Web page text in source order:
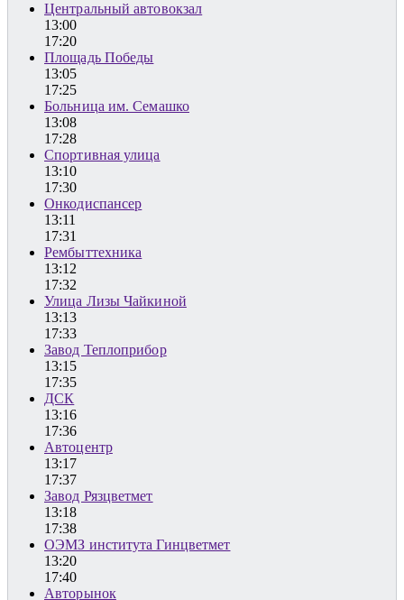
Центральный автовокзал
13:00
17:20
Площадь Победы
13:05
17:25
Больница им. Семашко
13:08
17:28
Спортивная улица
13:10
17:30
Онкодиспансер
13:11
17:31
Рембыттехника
13:12
17:32
Улица Лизы Чайкиной
13:13
17:33
Завод Теплоприбор
13:15
17:35
ДСК
13:16
17:36
Автоцентр
13:17
17:37
Завод Рязцветмет
13:18
17:38
ОЭМЗ института Гинцветмет
13:20
17:40
Авторынок